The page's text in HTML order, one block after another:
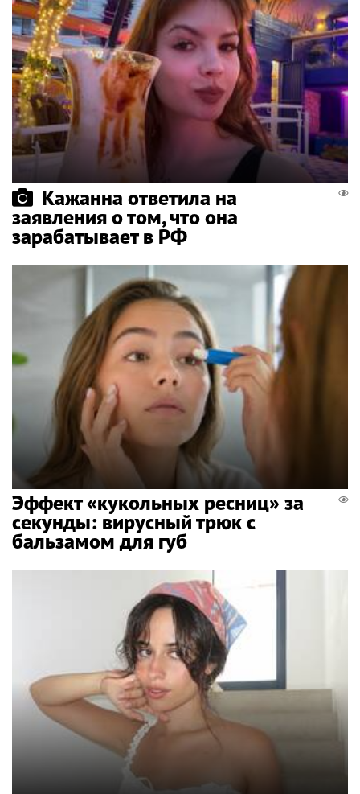
Кажанна ответила на
заявления о том, что она
зарабатывает в РФ
Эффект «кукольных ресниц» за
секунды: вирусный трюк с
бальзамом для губ